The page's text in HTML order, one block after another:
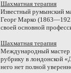
Шахматная терапия
Известный румынский
Георг Марко
своей основной
Шахматная терапия
Международный мастер
рубрику в лондонской
него нет полной